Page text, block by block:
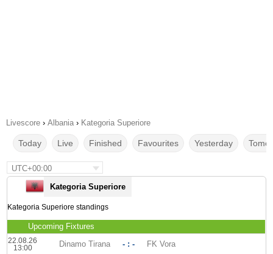
Livescore › Albania › Kategoria Superiore
Today Live Finished Favourites Yesterday
UTC+00:00
Kategoria Superiore
Kategoria Superiore standings
Upcoming Fixtures
22.08.26
13:00
Dinamo Tirana - : - FK Vora